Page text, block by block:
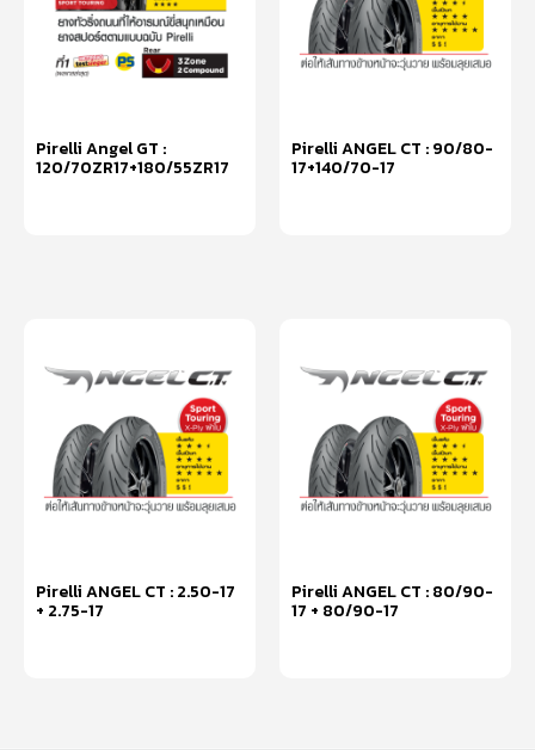
Pirelli Angel GT :
120/70ZR17+180/55ZR17
Pirelli ANGEL CT : 90/80-
17+140/70-17
Pirelli ANGEL CT : 2.50-17
+ 2.75-17
Pirelli ANGEL CT : 80/90-
17 + 80/90-17